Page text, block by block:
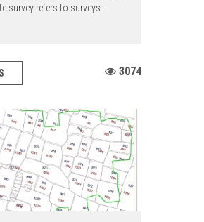
survey refers to surveys...
3074